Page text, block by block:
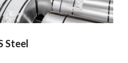
Steel